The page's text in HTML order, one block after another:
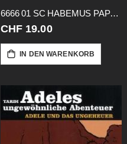
6666 01 SC HABEMUS PAPAM
CHF 19.00
IN DEN WARENKORB